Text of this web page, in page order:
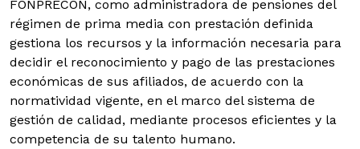
FONPRECON, como administradora de pensiones del
régimen de prima media con prestación definida
gestiona los recursos y la información necesaria para
decidir el reconocimiento y pago de las prestaciones
económicas de sus afiliados, de acuerdo con la
normatividad vigente, en el marco del sistema de
gestión de calidad, mediante procesos eficientes y la
competencia de su talento humano.